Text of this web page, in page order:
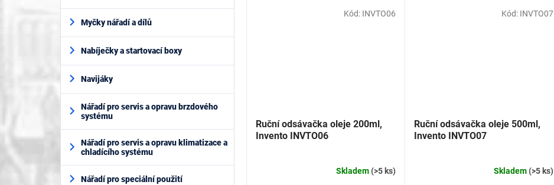
Myčky nářadí a dílů
Nabíječky a startovací boxy
Navijáky
Nářadí pro servis a opravu brzdového
systému
Nářadí pro servis a opravu klimatizace a
chladícího systému
Nářadí pro speciální použití
Ruční odsávačka oleje 200ml,
Invento INVTO06
Skladem(>5 ks)
Kód: INVTO06
Ruční odsávačka oleje 500ml,
Invento INVTO07
Skladem(>5 ks)
Kód: INVTO07